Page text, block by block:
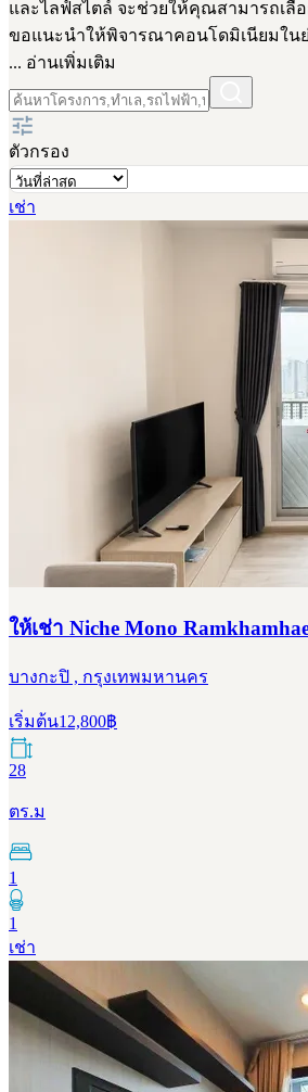
และไลฟ์สไตล์ จะช่วยให้คุณสามารถเลื
ขอแนะนำให้พิจารณาคอนโดมิเนียมใน
... อ่านเพิ่มเติม
ตัวกรอง
เช่า
ให้เช่า Niche Mono
บางกะปิ , กรุงเทพมหานคร
เริ่มต้น12,800฿
28
ตร.ม
1
1
เช่า